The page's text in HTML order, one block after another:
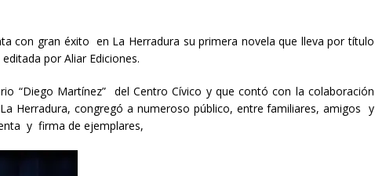
con gran éxito en La Herradura su primera novela que lleva por título
por Aliar Ediciones.
“Diego Martínez” del Centro Cívico y que contó con la colaboración
Herradura, congregó a numeroso público, entre familiares, amigos y
y firma de ejemplares,